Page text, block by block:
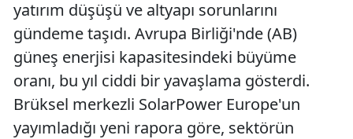
yatırım düşüşü ve altyapı sorunlarını
gündeme taşıdı. Avrupa Birliği'nde (AB)
güneş enerjisi kapasitesindeki büyüme
oranı, bu yıl ciddi bir yavaşlama gösterdi.
Brüksel merkezli SolarPower Europe'un
yayımladığı yeni rapora göre, sektörün